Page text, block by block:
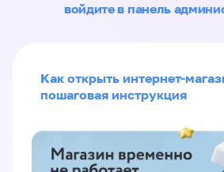
войдите в панель
Как открыть интернет-
пошаговая инструкция